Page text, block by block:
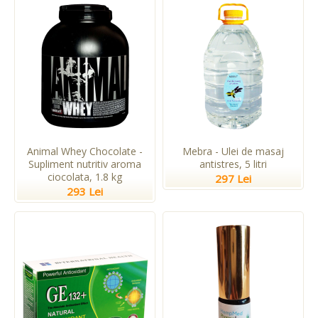
Animal Whey Chocolate -
Supliment nutritiv aroma
ciocolata, 1.8 kg
293 Lei
Mebra - Ulei de masaj
antistres, 5 litri
297 Lei